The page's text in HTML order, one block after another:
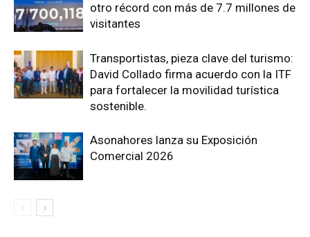
otro récord con más de 7.7 millones de
visitantes
Transportistas, pieza clave del turismo:
David Collado firma acuerdo con la ITF
para fortalecer la movilidad turística
sostenible.
Asonahores lanza su Exposición
Comercial 2026